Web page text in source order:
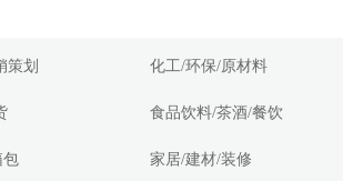
策划 化工/环保/原材料
食品饮料/茶酒/餐饮
包 家居/建材/装修